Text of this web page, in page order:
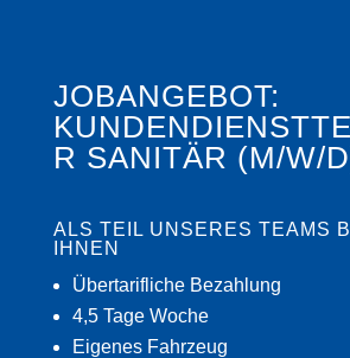
JOBANGEBOT:
R SANITÄR (M/W/
ALS TEIL UNSERES TEAMS
IHNEN
Übertarifliche Bezahlung
4,5 Tage Woche
Eigenes Fahrzeug